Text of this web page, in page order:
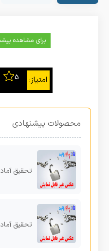
برای مشاهده
محصولات پیشنهادی
تحقیق
تحقیق آماده امگا ۳ معجزه قرن جدید